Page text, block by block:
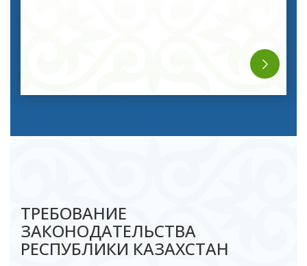
ТРЕБОВАНИЕ
ЗАКОНОДАТЕЛЬСТВА
РЕСПУБЛИКИ КАЗАХСТАН